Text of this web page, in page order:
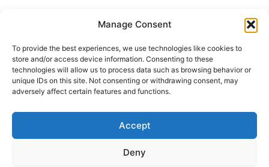
Manage Consent
To provide the best experiences, we use technologies like cookies to
store and/or access device information. Consenting to these
technologies will allow us to process data such as browsing behavior or
unique IDs on this site. Not consenting or withdrawing consent, may
adversely affect certain features and functions.
Accept
Deny
+387 65 615 535